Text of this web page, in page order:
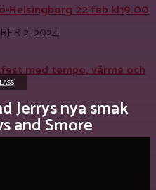
Jerrys nya smak
and Smore
Helsingborg 22 feb kl19.00
2, 2024
med tempo, värme och